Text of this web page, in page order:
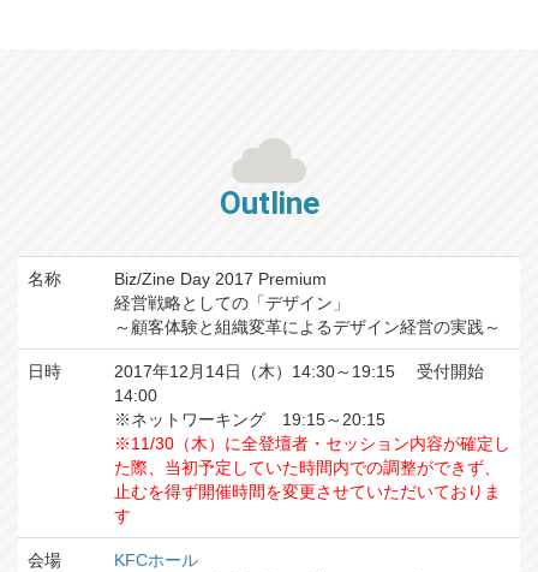
Outline
名称
Biz/Zine Day 2017 Premium
経営戦略としての「デザイン」
～顧客体験と組織変革によるデザイン経営の実践～
日時
2017年12月14日（木）14:30～19:15 受付開始
14:00
※ネットワーキング 19:15～20:15
※11/30（木）に全登壇者・セッション内容が確定し
た際、当初予定していた時間内での調整ができず、
止むを得ず開催時間を変更させていただいておりま
す
会場
KFCホール